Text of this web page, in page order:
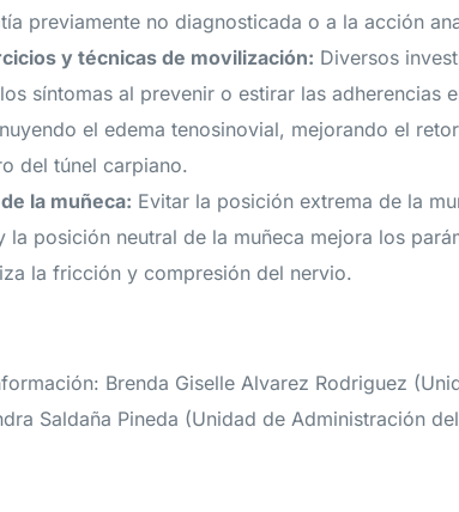
previamente no diagnosticada o a la acción
y técnicas de movilización: Diversos
síntomas al prevenir o estirar las adherencias
el edema tenosinovial, mejorando el
del túnel carpiano.
la muñeca: Evitar la posición extrema de la
la posición neutral de la muñeca mejora los
la fricción y compresión del nervio.
Brenda Giselle Alvarez Rodriguez
Saldaña Pineda (Unidad de Administración